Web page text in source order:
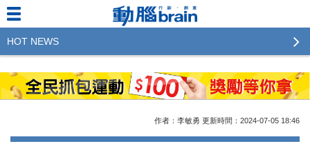
作者：李敏勇 更新時間：2024-07-05 18:46
HOT NEWS
2023行銷傳播傑出貢獻獎 啟動徵件！期許參賽作品
更創新及具影響力
2022行銷傳播傑出貢獻獎得獎名單揭曉，近400位行